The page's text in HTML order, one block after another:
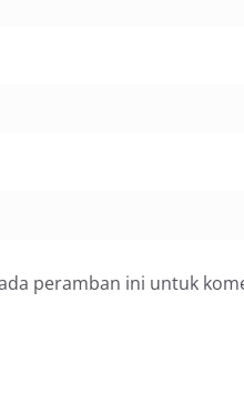
peramban ini untuk